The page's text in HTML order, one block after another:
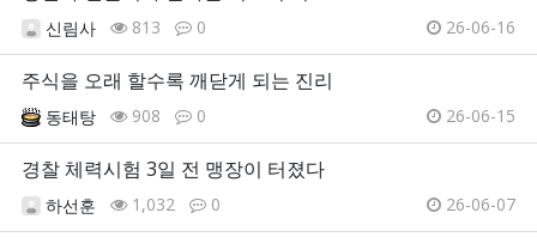
신림사 813 0 26-06-16
주식을 오래 할수록 깨닫게 되는 진리
동태탕 908 0 26-06-15
경찰 체력시험 3일 전 맹장이 터졌다
하선훈 1,032 0 26-06-07